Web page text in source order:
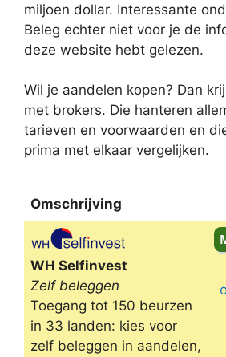
miljoen dollar. Interessante
Beleg echter niet voor je de
deze website hebt gelezen.
Wil je aandelen kopen? Dan
met brokers. Die hanteren
tarieven en voorwaarden en
prima met elkaar vergelijken.
Omschrijving
Omschrijving
WH Selfinvest
Zelf beleggen
Toegang tot 150 beurzen
in 33 landen: kies voor
zelf beleggen in aandelen,